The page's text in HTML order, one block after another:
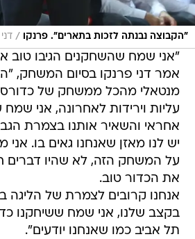
"הקבוצה נבנתה לזכות בתארים". פרנקו /
"אני שמח שהשחקנים הגיבו טוב
אמר דני פרנקו בסיום המשחק,
מנטאלי מהכל ממשחק של
עליות וירידות לאחרונה, אני
אחראי והשאיר אותנו בצמרת
יש לנו מאזן שאנחנו גאים בו. אני
על המשחק הזה, לא שהיו דברים
את הכדור טוב.
אנחנו קרובים לצמרת של הליגה
בקצב שלנו, אני שמח ששיחקנו
תל אביב כמו שאנחנו יודעים".